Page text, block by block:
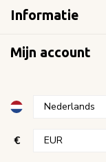
Informatie
Mijn account
€